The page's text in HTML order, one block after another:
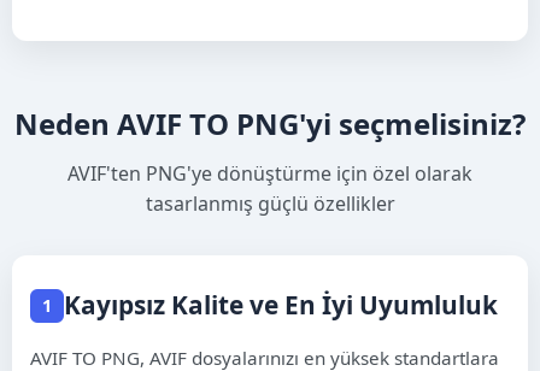
ಕನ್ನಡ
Kiswahili
Èdè Yorùbá
Neden AVIF TO PNG'yi seçmelisiniz?
AVIF'ten PNG'ye dönüştürme için özel olarak
tasarlanmış güçlü özellikler
1 Kayıpsız Kalite ve En İyi Uyumluluk
AVIF TO PNG, AVIF dosyalarınızı en yüksek standartlara